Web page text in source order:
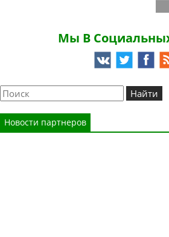
Мы В
Новости партнеров